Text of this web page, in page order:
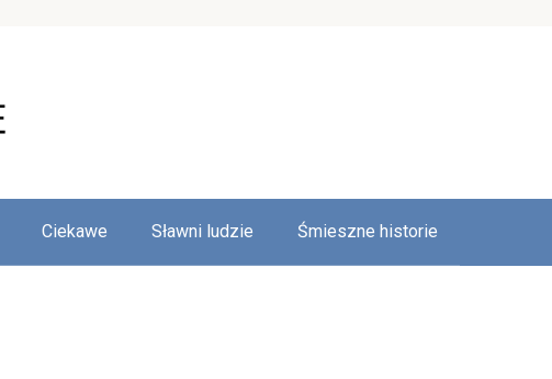
Ciekawe Sławni ludzie Śmieszne historie